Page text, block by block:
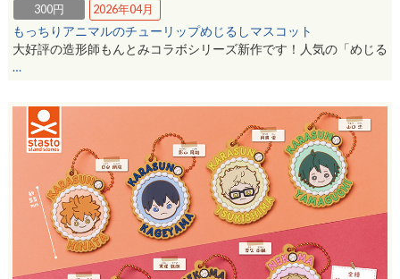
300円 2026年04月
もっちりアニマルのチューリップめじるしマスコット
大好評の造形師もんとみコラボシリーズ新作です！人気の「めじる
…